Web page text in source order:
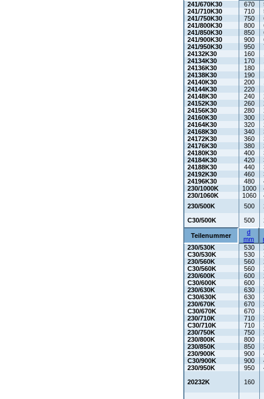
241/670K30
670
241/710K30
710
241/750K30
750
241/800K30
800
241/850K30
850
241/900K30
900
241/950K30
950
24132K30
160
24134K30
170
24136K30
180
24138K30
190
24140K30
200
24144K30
220
24148K30
240
24152K30
260
24156K30
280
24160K30
300
24164K30
320
24168K30
340
24172K30
360
24176K30
380
24180K30
400
24184K30
420
24188K30
440
24192K30
460
24196K30
480
230/1000K
1000
230/1060K
1060
230/500K
500
C30/500K
500
Teilenummer
d
mm
230/530K
530
C30/530K
530
230/560K
560
C30/560K
560
230/600K
600
C30/600K
600
230/630K
630
C30/630K
630
230/670K
670
C30/670K
670
230/710K
710
C30/710K
710
230/750K
750
230/800K
800
230/850K
850
230/900K
900
C30/900K
900
230/950K
950
20232K
160